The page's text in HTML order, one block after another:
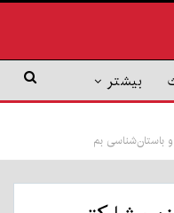
بیشتر
و باستان‌شناسی بم